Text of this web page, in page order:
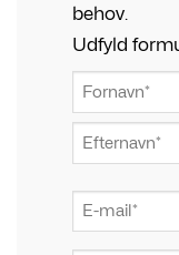
behov.
Udfyld
NAVN
*
E-
mail